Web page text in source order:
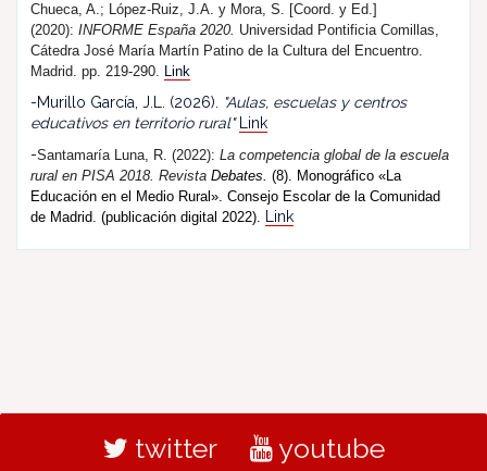
Chueca, A.; López-Ruiz, J.A. y Mora, S. [Coord. y Ed.]
(2020): INFORME España 2020. Universidad Pontificia Comillas,
Cátedra José María Martín Patino de la Cultura del Encuentro.
Madrid. pp. 219-290. Link
-Murillo García, J.L. (2026).
"Aulas, escuelas y centros
educativos en territorio rural"
Link
-Santamaría Luna, R. (2022): La competencia global de la escuela
rural en PISA 2018. Revista Debates. (8). Monográfico «La
Educación en el Medio Rural». Consejo Escolar de la Comunidad
de Madrid. (publicación digital 2022).
Link
twitter youtube